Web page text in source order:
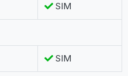
SIM
SIM